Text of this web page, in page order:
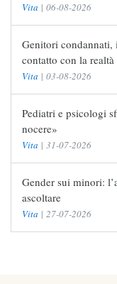
Vita | 06-08-2026
Genitori condannati,
contatto con la realtà
Vita | 03-08-2026
Pediatri e psicologi
nocere»
Vita | 31-07-2026
Gender sui minori:
ascoltare
Vita | 27-07-2026